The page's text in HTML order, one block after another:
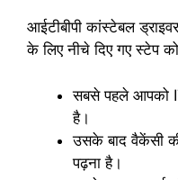
आईटीबीपी कांस्टेबल
के लिए नीचे दिए गए स्टेप
सबसे पहले आपको
है।
उसके बाद वैकेंसी
पढ़ना है।